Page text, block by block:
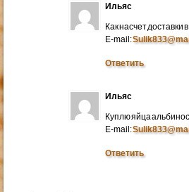
Ильяс
Как насчет доставки
E-mail:
Ответить
Ильяс
Куплю яйца
E-mail:
Ответить